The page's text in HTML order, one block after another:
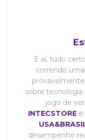
E aí, tudo
correndo
sobre
jogo de
INTECSTOREe
desempenho